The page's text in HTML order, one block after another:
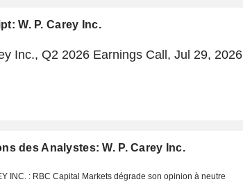
W. P. Carey Inc.
Inc., Q2 2026 Earnings Call, Jul 29, 2026
des Analystes: W. P. Carey Inc.
INC. : RBC Capital Markets dégrade son opinion à neutre